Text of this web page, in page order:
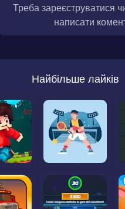
Треба зареєструватися
написати
Найбільше лайків